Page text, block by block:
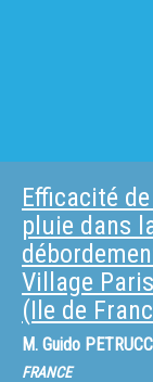
Efficacité
pluie dans
Village
(Ile de
M. Guido
FRANCE